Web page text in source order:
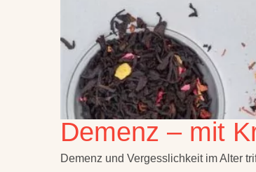
Demenz – mit
Demenz und Vergesslichkeit im Alter